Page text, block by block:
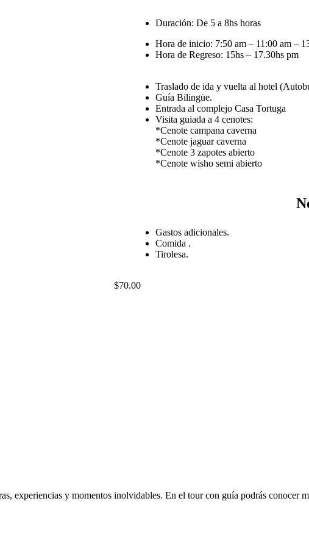
Duración: De 5 a 8hs horas
Hora de inicio: 7:50 am – 11:00 am –
Hora de Regreso: 15hs – 17.30hs pm
Traslado de ida y vuelta al hotel
Guía Bilingüe.
Entrada al complejo Casa Tortuga
Visita guiada a 4 cenotes:
*Cenote campana caverna
*Cenote jaguar caverna
*Cenote 3 zapotes abierto
*Cenote wisho semi abierto
Gastos adicionales.
Comida .
Tirolesa.
$70.00
experiencias y momentos inolvidables. En el tour con guía podrás conocer